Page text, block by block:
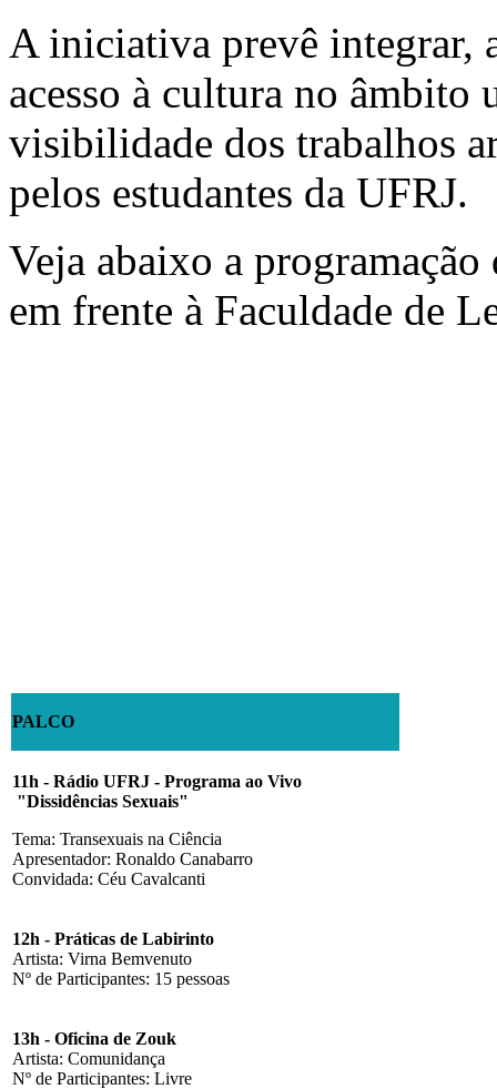
A iniciativa prevê integrar,
acesso à cultura no
visibilidade dos trabalhos
pelos estudantes da UFRJ.
Veja abaixo a
em frente à Faculdade de
PALCO
11h - Rádio UFRJ - Programa ao Vivo
"Dissidências Sexuais"
Tema: Transexuais na Ciência
Apresentador: Ronaldo Canabarro
Convidada: Céu Cavalcanti
12h - Práticas de Labirinto
Artista: Virna Bemvenuto
Nº de Participantes: 15 pessoas
13h - Oficina de Zouk
Artista: Comunidança
Nº de Participantes: Livre